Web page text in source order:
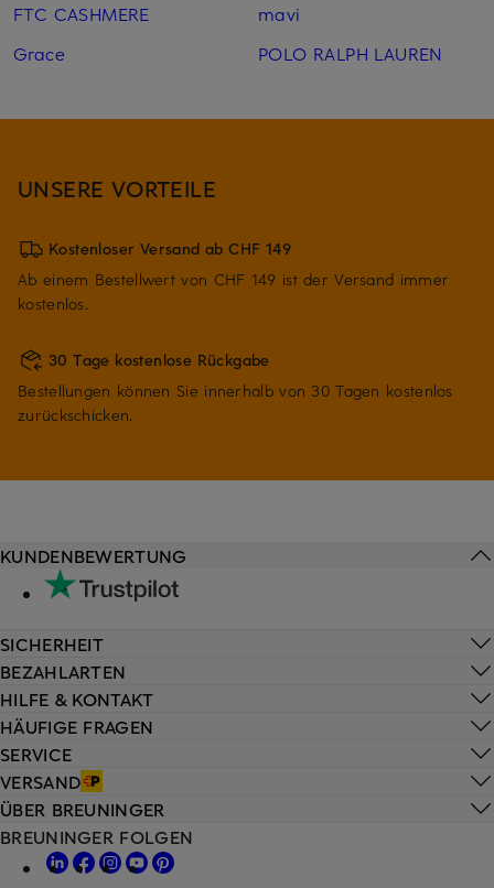
FTC CASHMERE
Grace
mavi
POLO RALPH LAUREN
UNSERE VORTEILE
Kostenloser Versand ab CHF 149
Ab einem Bestellwert von CHF 149 ist der Versand immer
kostenlos.
30 Tage kostenlose Rückgabe
Bestellungen können Sie innerhalb von 30 Tagen kostenlos
zurückschicken.
HILFE & KONTAKT
HÄUFIGE FRAGEN
SERVICE
VERSAND
KUNDENBEWERTUNG
SICHERHEIT
BEZAHLARTEN
ÜBER BREUNINGER
BREUNINGER FOLGEN